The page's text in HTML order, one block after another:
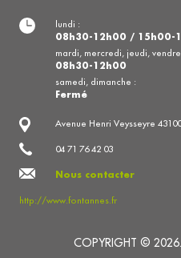
Avenue Henri Veysseyre
04 71 76 42 03
Nous contacter
http://www.fontannes.fr
lundi :
08h30-12h00 / 15h00-
mardi, mercredi, jeudi,
08h30-12h00
samedi, dimanche :
Fermé
COPYRIGHT ©